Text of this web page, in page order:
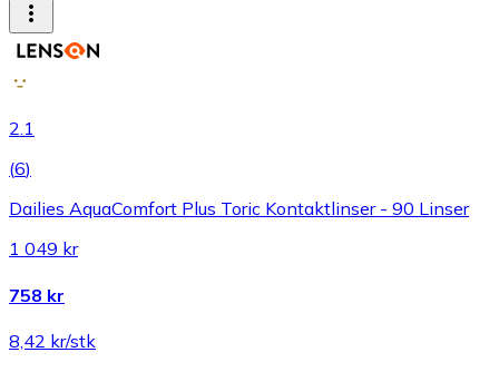
2.1
(6)
Dailies AquaComfort Plus Toric Kontaktlinser - 90 Linser
1 049 kr
758 kr
8,42 kr/stk